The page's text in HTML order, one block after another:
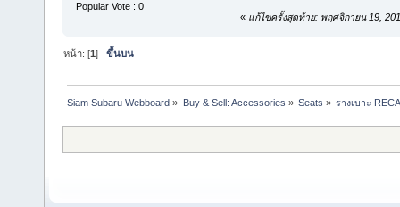
Popular Vote : 0
« แก้ไขครั้งสุดท้าย: พฤศจิกายน 19,
หน้า: [1]ขึ้นบน
Siam Subaru Webboard » Buy & Sell: Accessories » Seats » รางเบาะ